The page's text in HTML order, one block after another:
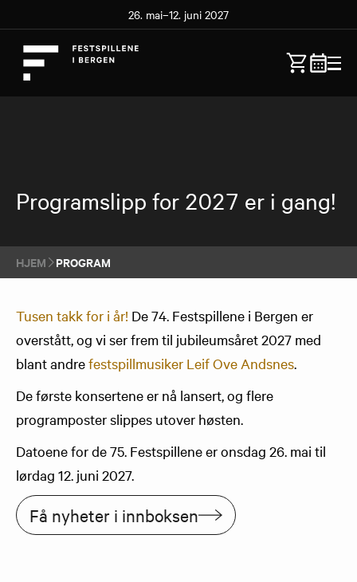
26. mai–12. juni 2027
Programslipp for 2027 er i gang!
HJEM PROGRAM
Tusen takk for i år! De 74. Festspillene i Bergen er
overstått, og vi ser frem til jubileumsåret 2027 med
blant andrefestspillmusiker Leif Ove Andsnes.
De første konsertene er nå lansert, og flere
programposter slippes utover høsten.
Datoene for de 75. Festspillene er onsdag 26. mai til
lørdag 12. juni 2027.
Få nyheter i innboksen